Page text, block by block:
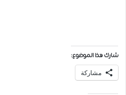
شارك هذا الموضوع:
مشاركة